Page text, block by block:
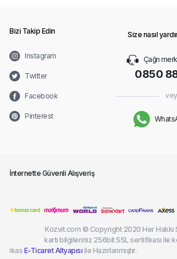
Bizi Takip Edin
Instagram
Twitter
Facebook
Pinterest
Size nasıl
Çağrı
0850
İnternette Güvenli Alışveriş
Kozvit.com © Copyright 2020 Her Hakkı
kartı bilgileriniz 256bit SSL sertifikası ile
ikas E-Ticaret Altyapısı ile Hazırlanmıştır.